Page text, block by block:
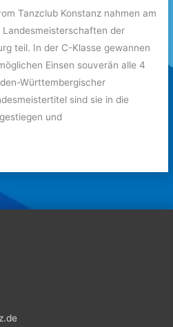
Tanzclub Konstanz nahmen am
der
teil. In der C-Klasse gewannen
Einsen souverän alle 4
Württembergischer
sind sie in die
und